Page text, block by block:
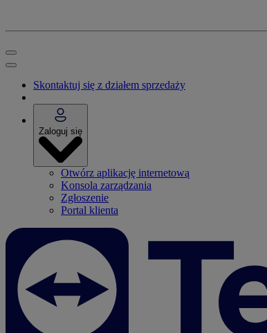
Skontaktuj się z działem sprzedaży
Zaloguj się
Otwórz aplikację internetową
Konsola zarządzania
Zgłoszenie
Portal klienta